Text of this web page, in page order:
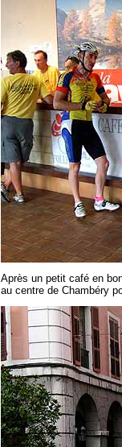
Après un petit café en
au centre de Chambéry